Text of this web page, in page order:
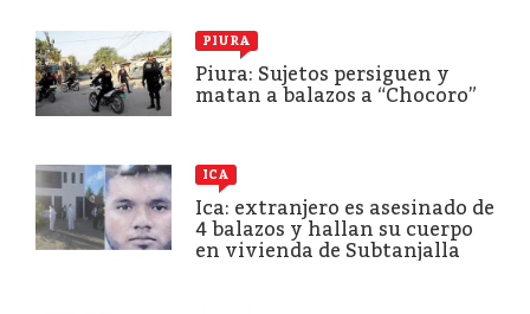
PIURA
Piura: Sujetos persiguen y
matan a balazos a “Chocoro”
ICA
Ica: extranjero es asesinado de
4 balazos y hallan su cuerpo
en vivienda de Subtanjalla